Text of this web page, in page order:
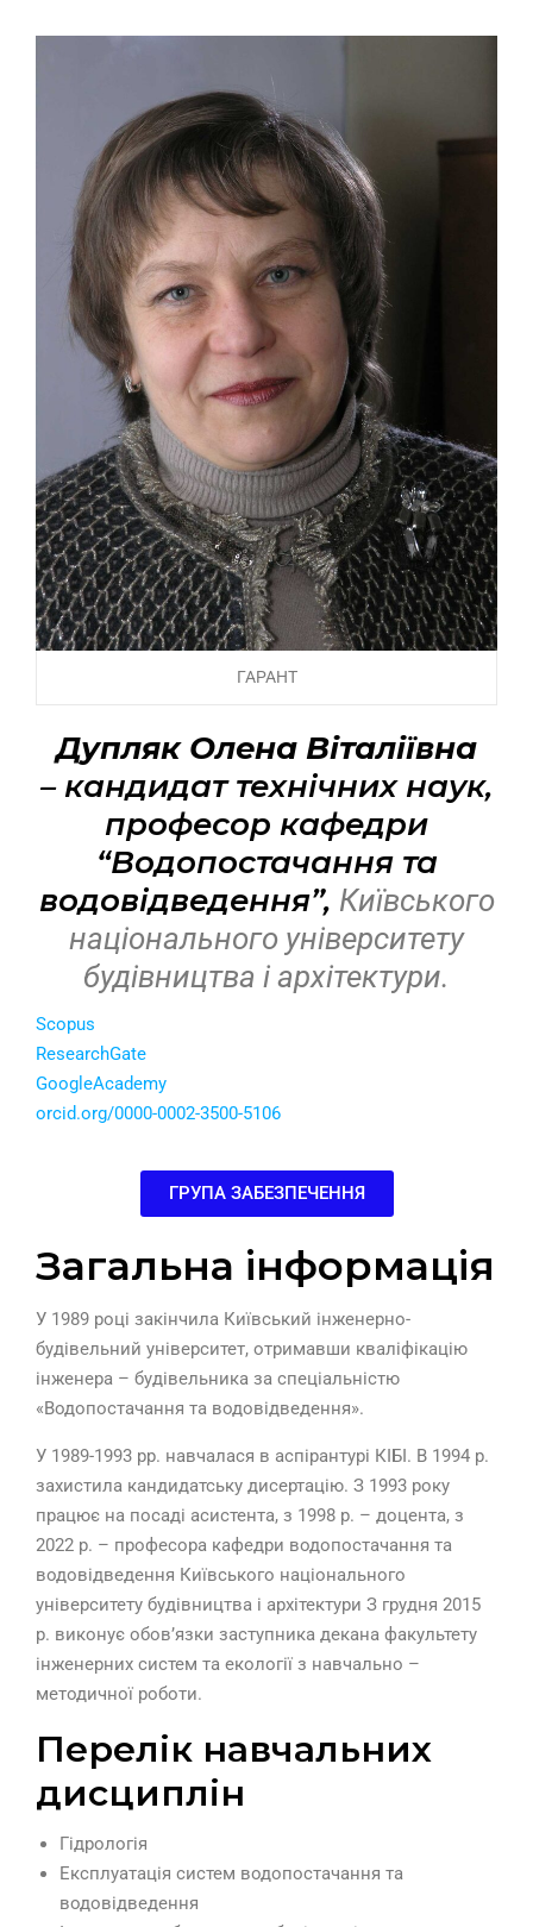
ГАРАНТ
Дупляк Олена Віталіївна
– кандидат технічних наук,
професор кафедри
“Водопостачання та
водовідведення”, Київського
національного університету
будівництва і архітектури.
Scopus
ResearchGate
GoogleAcademy
orcid.org/0000-0002-3500-5106
ГРУПА ЗАБЕЗПЕЧЕННЯ
Загальна інформація
У 1989 році закінчила Київський інженерно-
будівельний університет, отримавши кваліфікацію
інженера – будівельника за спеціальністю
«Водопостачання та водовідведення».
У 1989-1993 рр. навчалася в аспірантурі КІБІ. В 1994 р.
захистила кандидатську дисертацію. З 1993 року
працює на посаді асистента, з 1998 р. – доцента, з
2022 р. – професора кафедри водопостачання та
водовідведення Київського національного
університету будівництва і архітектури З грудня 2015
р. виконує обов’язки заступника декана факультету
інженерних систем та екології з навчально –
методичної роботи.
Перелік навчальних
дисциплін
Гідрологія
Експлуатація систем водопостачання та
водовідведення